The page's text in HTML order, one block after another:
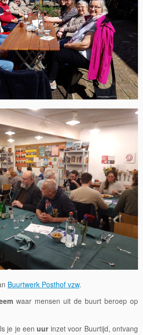
Buurtwerk Posthof vzw.
waar mensen uit de buurt beroep op
je je eenuurinzet voor Buurtijd, ontvang